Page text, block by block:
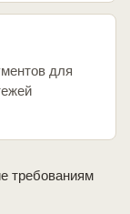
для
требованиям